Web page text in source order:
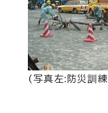
(写真左:防災訓